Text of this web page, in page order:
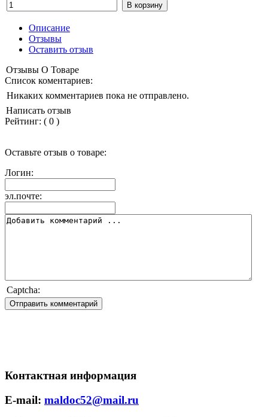
Описание
Отзывы
Оставить отзыв
Отзывы О Товаре
Список коментариев:
Никаких комментариев пока не отправлено.
Написать отзыв
Рейтинг: ( 0 )
Оставьте отзыв о товаре:
Логин:
эл.почте:
Captcha:
Контактная информация
E-mail: maldoc52@mail.ru